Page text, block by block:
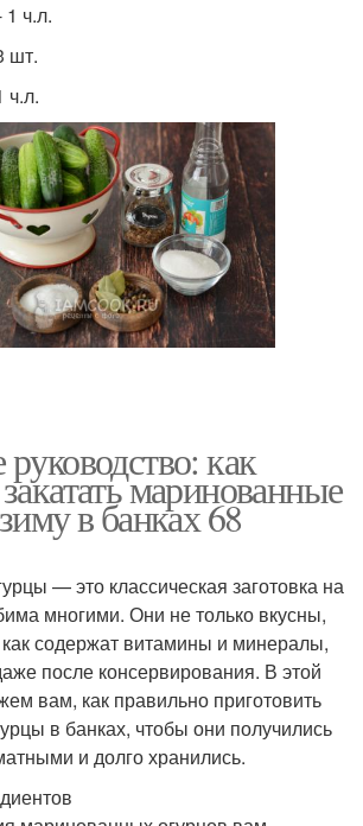
ч.л.
шт.
ч.л.
как
маринованные
в банках 68
— это классическая заготовка на
многими. Они не только вкусны,
содержат витамины и минералы,
после консервирования. В этой
вам, как правильно приготовить
в банках, чтобы они получились
и долго хранились.